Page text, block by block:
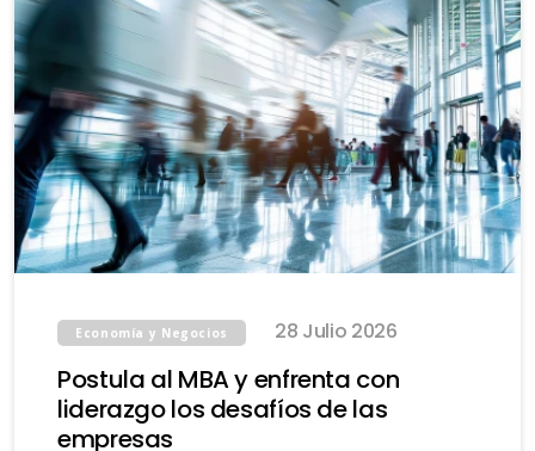
Economía y Negocios 28 Julio 2026
Postula al MBA y enfrenta con
liderazgo los desafíos de las
empresas